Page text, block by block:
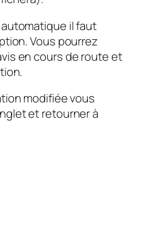
il faut
Vous pourrez
en cours de route et
modifiée vous
et retourner à